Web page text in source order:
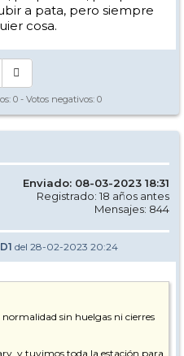
a pata, pero siempre
cosa.
0 - Votos negativos: 0
Enviado: 08-03-2023 18:31
Registrado: 18 años antes
Mensajes: 844
del 28-02-2023 20:24
sin huelgas ni cierres
y tuvimos toda la estación para